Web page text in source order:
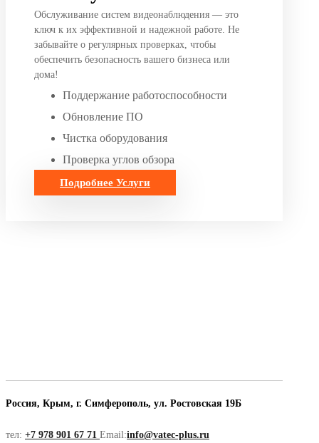
Обслуживание систем видеонаблюдения — это
ключ к их эффективной и надежной работе. Не
забывайте о регулярных проверках, чтобы
обеспечить безопасность вашего бизнеса или
дома!
Поддержание работоспособности
Обновление ПО
Чистка оборудования
Проверка углов обзора
Подробнее Услуги
Россия, Крым, г. Симферополь, ул. Ростовская 19Б
тел: +7 978 901 67 71 Email:info@vatec-plus.ru